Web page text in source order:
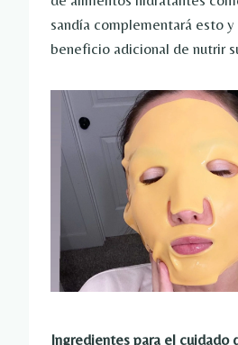
sandía complementará esto
beneficio adicional de nutrir
Ingredientes para el cuidado